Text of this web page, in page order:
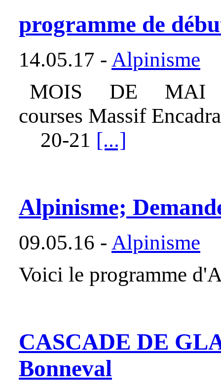
programme de
14.05.17 - Alpinisme
MOIS DE MAI
courses Massif
20-21 [...]
Alpinisme;
09.05.16 - Alpinisme
Voici le programme
CASCADE DE
Bonneval